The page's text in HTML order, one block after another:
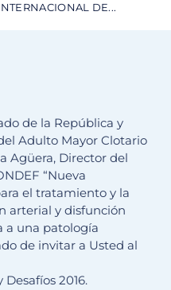
DE...
de la República y
Adulto Mayor Clotario
Agüera, Director del
“Nueva
el tratamiento y la
arterial y disfunción
a una patología
de invitar a Usted al
2016.